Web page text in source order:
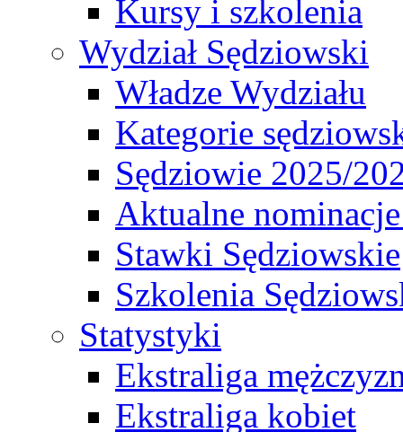
Kursy i szkolenia
Wydział Sędziowski
Władze Wydziału
Kategorie
Sędziowie 2025/
Aktualne
Stawki Sędziowskie
Szkolenia
Statystyki
Ekstraliga
Ekstraliga kobiet